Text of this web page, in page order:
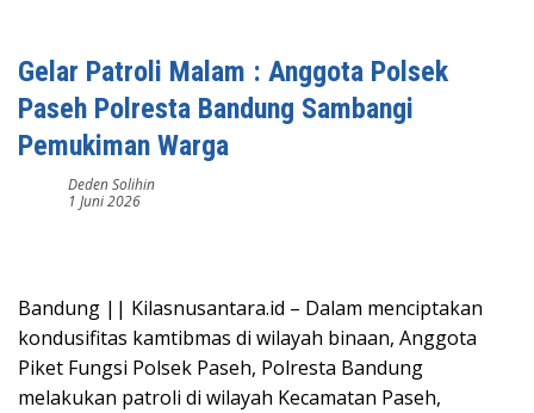
Gelar Patroli Malam : Anggota Polsek
Paseh Polresta Bandung Sambangi
Pemukiman Warga
Deden Solihin
1 Juni 2026
Bandung || Kilasnusantara.id – Dalam menciptakan
kondusifitas kamtibmas di wilayah binaan, Anggota
Piket Fungsi Polsek Paseh, Polresta Bandung
melakukan patroli di wilayah Kecamatan Paseh,